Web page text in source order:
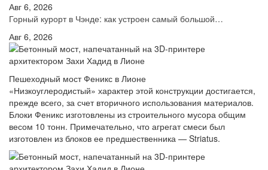
Авг 6, 2026
Горный курорт в Чэнде: как устроен самый большой…
Авг 6, 2026
Пешеходный мост Феникс в Лионе
«Низкоуглеродистый» характер этой конструкции достигается,
прежде всего, за счет вторичного использования материалов.
Блоки Феникс изготовлены из строительного мусора общим
весом 10 тонн. Примечательно, что агрегат смеси был
изготовлен из блоков ее предшественника — Striatus.